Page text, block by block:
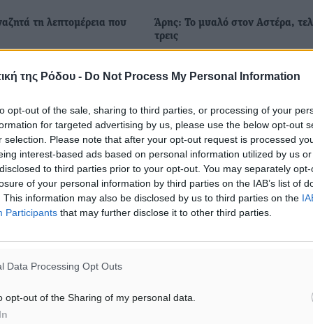
της Ρόδου - Do Not Process My Personal Information
opt-out of the sale, sharing to third parties, or processing of your
for targeted advertising by us, please use the below opt-out
selection. Please note that after your opt-out request is processed
interest-based ads based on personal information utilized by us
to third parties prior to your opt-out. You may separately
of your personal information by third parties on the IAB’s list of
This information may also be disclosed by us to third parties on the
Participants that may further disclose it to other third parties.
Data Processing Opt Outs
opt-out of the Sharing of my personal data.
τη λεπτομέρεια που
Κλεάνθη το επικείμενο
της Α’ κατηγορίας
κόντρα στον ...
Άρης: Το μυαλό στον Αστέρα,
τρεις
άνθρωποι του Άρη το “ποτήρι”
αγωνιστικής του
κατηγορίας Blue Star ...
09.10.24, 16:12